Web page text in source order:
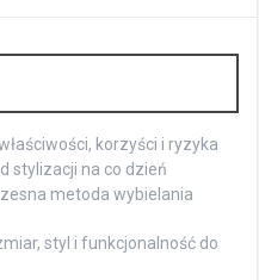
korzyści i ryzyka
stylizacji na co dzień
metoda wybielania
styl i funkcjonalność do